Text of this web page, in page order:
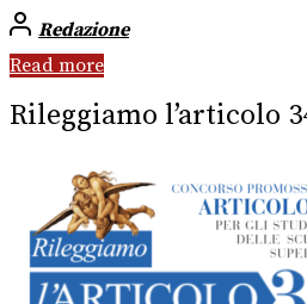
Redazione
Read more
Rileggiamo l’articolo